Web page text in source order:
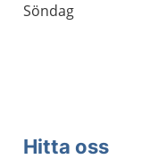
Söndag
Hitta oss